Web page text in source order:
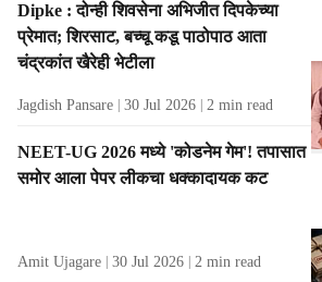
Dipke : दोन्ही शिवसेना अभिजीत दिपकेच्या
प्रेमात; शिरसाट, बच्चू कडू पाठोपाठ आता
चंद्रकांत खैरेही भेटीला
Jagdish Pansare 30 Jul 2026 2 min read
NEET-UG 2026 मध्ये 'कोडनेम गेम'! तपासात
समोर आला पेपर लीकचा धक्कादायक कट
Amit Ujagare 30 Jul 2026 2 min read